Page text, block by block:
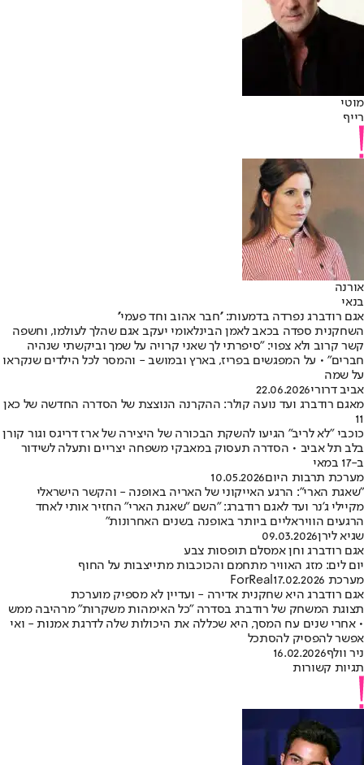
מוטי
רייף
אורנה
בנאי
אגם רודברג נפרדה בדמעות: ''חבר אהוב וחד פעמי''
השחקנית ספדה בכאב לאמן הבינלאומי יעקב אגם שהלך לעולמו, וחשפה
קשר קרוב ולא צפוי: "סיפרתי לך שאני קרויה על שמך וביקשתי שנהיה
חברים" • על המפגשים בפריז, בארץ ובמושב - והמסר לכל הילדים שנקראו
על שמה
אביב דרורי22.06.2026
מאגם רודברג ועד נועה קולר: ההקרנה הנוצצת של הסדרה החדשה של כאן
11
כוכבי "לא לריב" הגיעו להשקת הבכורה של היצירה של ארז דריגס וגור קורן
בלב תל אביב • הסדרה תעסוק במאבקי משפחה יצריים ותעלה לשידור
ב-17 במאי
מערכת תרבות היום10.05.2026
"שאגת הארי": הרגע האייקוני של האריה באופנה - והקשר הישראלי
מקיילי ג'נר ועד לאגם רודברג: "השם "שאגת הארי" החזיר אותי לאחד
הרגעים הוויראליים ביותר באופנה בשנים האחרונות"
שגיא לירן09.03.2026
אגם רודברג וחן אמסלם תופסות צבע
יום לים: מזג האוויר מתחמם והכוכבות מתייצבות על החוף
מערכת ForReal 17.02.2026
אגם רודברג היא שחקנית אדירה - ועדיין לא מספיק מוערכת
תצוגת המשחק של רודברג בסדרה "כל האימהות משקרות" מרהיבה ממש
• אחרי שנים עח המסך, היא שכללה את היכולות שלה לדרגת אמנות - ואי
אפשר להפסיק להסתכל
ניר וולף16.02.2026
תגיות קשורות